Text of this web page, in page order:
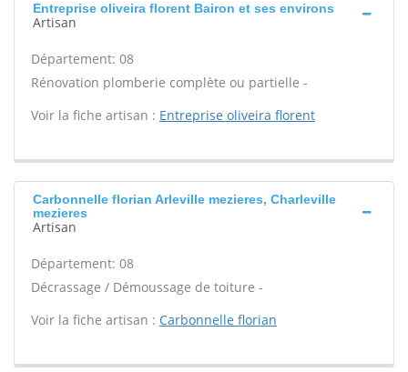
Entreprise oliveira florent Bairon et ses environs
Artisan
Département: 08
Rénovation plomberie complète ou partielle -
Voir la fiche artisan : Entreprise oliveira florent
Carbonnelle florian Arleville mezieres, Charleville
mezieres
Artisan
Département: 08
Décrassage / Démoussage de toiture -
Voir la fiche artisan : Carbonnelle florian